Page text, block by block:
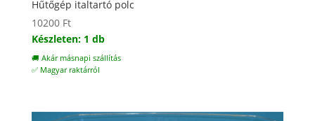
Hűtőgép italtartó polc
10200 Ft
Készleten: 1 db
🚚 Akár másnapi szállítás
✅ Magyar raktárról